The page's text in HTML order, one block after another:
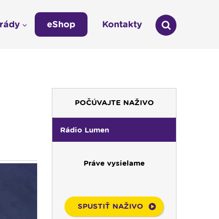
POČÚVAJTE NAŽIVO
Rádio Lumen
Práve vysielame
SPUSTIŤ NAŽIVO
eShop Kontakty